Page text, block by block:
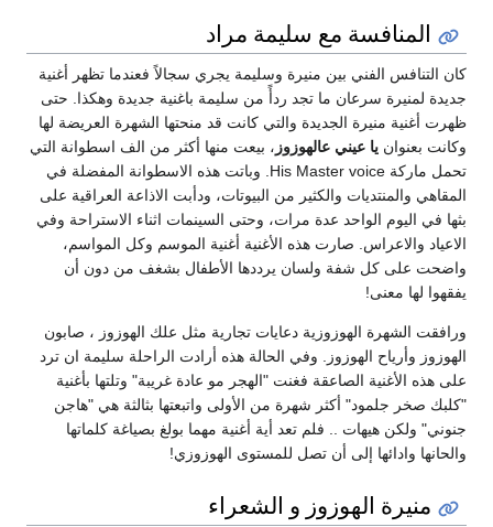
المنافسة مع سليمة مراد
كان التنافس الفني بين منيرة وسليمة يجري سجالاً فعندما تظهر أغنية
جديدة لمنيرة سرعان ما تجد ردأً من سليمة باغنية جديدة وهكذا. حتى
ظهرت أغنية منيرة الجديدة والتي كانت قد منحتها الشهرة العريضة لها
وكانت بعنوان يا عيني عالهوزوز ، بيعت منها أكثر من الف اسطوانة التي
تحمل ماركة His Master voice. وباتت هذه الاسطوانة المفضلة في
المقاهي والمنتديات والكثير من البيوتات، ودأبت الاذاعة العراقية على
بثها في اليوم الواحد عدة مرات، وحتى السينمات اثناء الاستراحة وفي
الاعياد والاعراس. صارت هذه الأغنية أغنية الموسم وكل المواسم،
واضحت على كل شفة ولسان يرددها الأطفال بشغف من دون أن
يفقهوا لها معنى!
ورافقت الشهرة الهوزوزية دعايات تجارية مثل علك الهوزوز ، صابون
الهوزوز وأرياح الهوزوز. وفي الحالة هذه أرادت الراحلة سليمة ان ترد
على هذه الأغنية الصاعقة فغنت "الهجر مو عادة غريبة" وتلتها بأغنية
"كلبك صخر جلمود" أكثر شهرة من الأولى واتبعتها بثالثة هي "هاجن
جنوني" ولكن هيهات .. فلم تعد أية أغنية مهما بولغ بصياغة كلماتها
والحانها وادائها إلى أن تصل للمستوى الهوزوزي!
منيرة الهوزوز و الشعراء